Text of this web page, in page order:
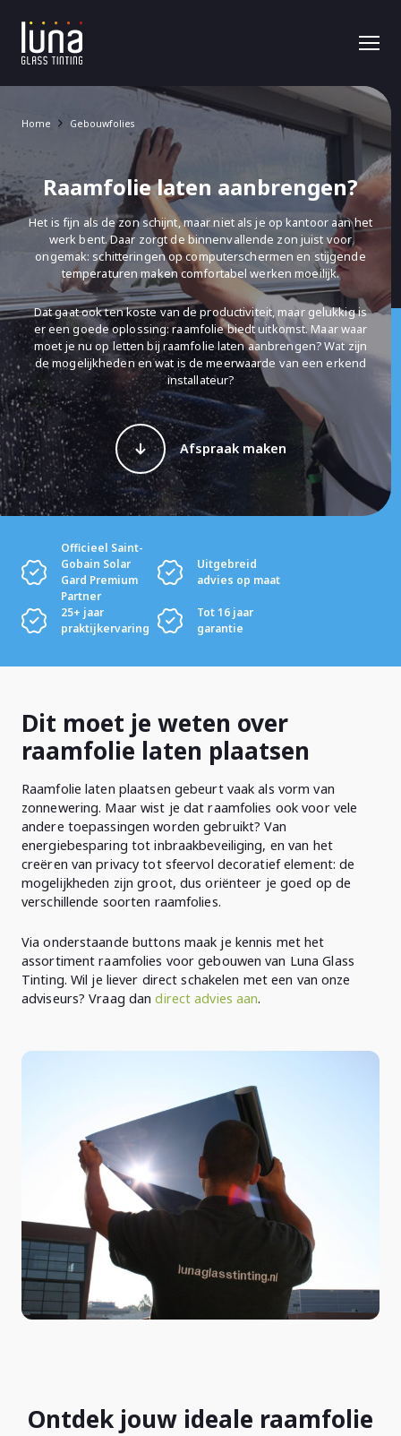
Home Gebouwfolies
Raamfolie laten aanbrengen?
Het is fijn als de zon schijnt, maar niet als je op kantoor aan het
werk bent. Daar zorgt de binnenvallende zon juist voor
ongemak: schitteringen op computerschermen en stijgende
temperaturen maken comfortabel werken moeilijk.
Dat gaat ook ten koste van de productiviteit, maar gelukkig is
er een goede oplossing: raamfolie biedt uitkomst. Maar waar
moet je nu op letten bij raamfolie laten aanbrengen? Wat zijn
de mogelijkheden en wat is de meerwaarde van een erkend
installateur?
Afspraak maken
Officieel Saint-
Gobain Solar
Gard Premium
Partner
Uitgebreid
advies op maat
25+ jaar
praktijkervaring
Tot 16 jaar
garantie
Dit moet je weten over
raamfolie laten plaatsen
Raamfolie laten plaatsen gebeurt vaak als vorm van
zonnewering. Maar wist je dat raamfolies ook voor vele
andere toepassingen worden gebruikt? Van
energiebesparing tot inbraakbeveiliging, en van het
creëren van privacy tot sfeervol decoratief element: de
mogelijkheden zijn groot, dus oriënteer je goed op de
verschillende soorten raamfolies.
Via onderstaande buttons maak je kennis met het
assortiment raamfolies voor gebouwen van Luna Glass
Tinting. Wil je liever direct schakelen met een van onze
adviseurs? Vraag dandirect advies aan.
Ontdek jouw ideale raamfolie